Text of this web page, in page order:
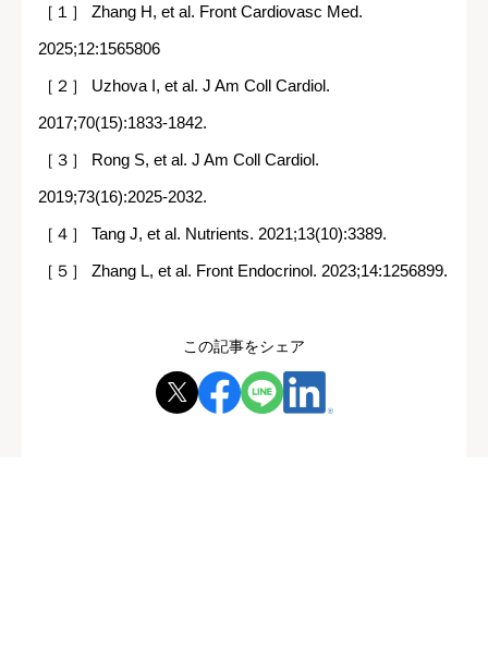
［１］ Zhang H, et al. Front Cardiovasc Med.
2025;12:1565806
［２］ Uzhova I, et al. J Am Coll Cardiol.
2017;70(15):1833-1842.
［３］ Rong S, et al. J Am Coll Cardiol.
2019;73(16):2025-2032.
［４］ Tang J, et al. Nutrients. 2021;13(10):3389.
［５］ Zhang L, et al. Front Endocrinol. 2023;14:1256899.
この記事をシェア